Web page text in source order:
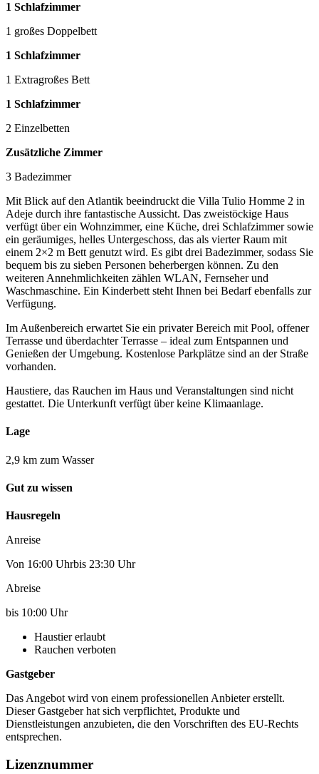
1 Schlafzimmer
1 großes Doppelbett
1 Schlafzimmer
1 Extragroßes Bett
1 Schlafzimmer
2 Einzelbetten
Zusätzliche Zimmer
3 Badezimmer
Mit Blick auf den Atlantik beeindruckt die Villa Tulio Homme 2 in
Adeje durch ihre fantastische Aussicht. Das zweistöckige Haus
verfügt über ein Wohnzimmer, eine Küche, drei Schlafzimmer sowie
ein geräumiges, helles Untergeschoss, das als vierter Raum mit
einem 2×2 m Bett genutzt wird. Es gibt drei Badezimmer, sodass Sie
bequem bis zu sieben Personen beherbergen können. Zu den
weiteren Annehmlichkeiten zählen WLAN, Fernseher und
Waschmaschine. Ein Kinderbett steht Ihnen bei Bedarf ebenfalls zur
Verfügung.
Im Außenbereich erwartet Sie ein privater Bereich mit Pool, offener
Terrasse und überdachter Terrasse – ideal zum Entspannen und
Genießen der Umgebung. Kostenlose Parkplätze sind an der Straße
vorhanden.
Haustiere, das Rauchen im Haus und Veranstaltungen sind nicht
gestattet. Die Unterkunft verfügt über keine Klimaanlage.
Lage
2,9 km zum Wasser
Gut zu wissen
Hausregeln
Anreise
Von 16:00 Uhrbis 23:30 Uhr
Abreise
bis 10:00 Uhr
Haustier erlaubt
Rauchen verboten
Gastgeber
Das Angebot wird von einem professionellen Anbieter erstellt.
Dieser Gastgeber hat sich verpflichtet, Produkte und
Dienstleistungen anzubieten, die den Vorschriften des EU-Rechts
entsprechen.
Lizenznummer